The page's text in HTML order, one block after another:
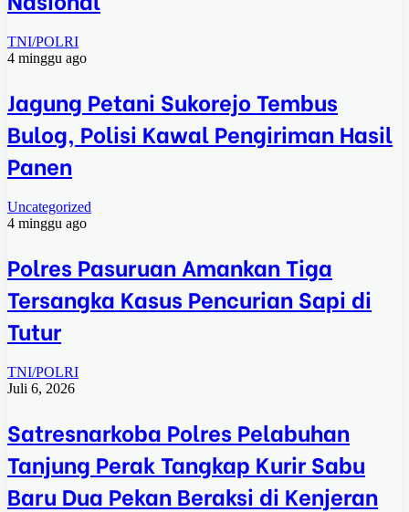
TNI/POLRI
4 minggu ago
Jagung Petani Sukorejo Tembus
Bulog, Polisi Kawal Pengiriman Hasil
Panen
Uncategorized
4 minggu ago
Polres Pasuruan Amankan Tiga
Tersangka Kasus Pencurian Sapi di
Tutur
TNI/POLRI
Juli 6, 2026
Satresnarkoba Polres Pelabuhan
Tanjung Perak Tangkap Kurir Sabu
Baru Dua Pekan Beraksi di Kenjeran